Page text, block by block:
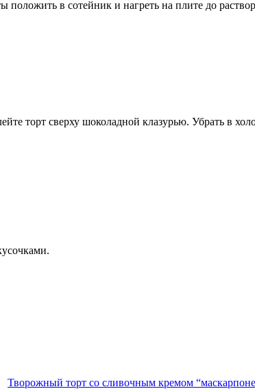
в сотейник и нагреть на плите до
торт сверху шоколадной клазурью. Убрать в
Творожный торт со сливочным кремом